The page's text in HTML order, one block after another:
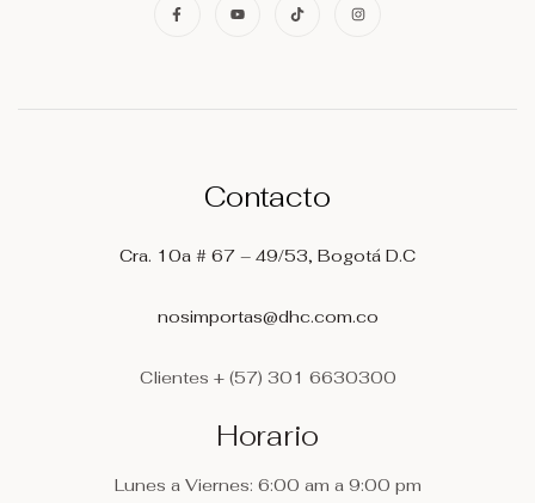
Contacto
Cra. 10a # 67 – 49/53, Bogotá D.C
nosimportas@dhc.com.co
Clientes + (57) 301 6630300
Horario
Lunes a Viernes: 6:00 am a 9:00 pm